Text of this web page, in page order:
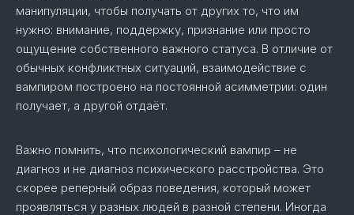
манипуляции, чтобы получать от других то, что им
нужно: внимание, поддержку, признание или просто
ощущение собственного важного статуса. В отличие от
обычных конфликтных ситуаций, взаимодействие с
вампиром построено на постоянной асимметрии: один
получает, а другой отдаёт.
Важно помнить, что психологический вампир – не
диагноз и не диагноз психического расстройства. Это
скорее реперный образ поведения, который может
проявляться у разных людей в разной степени. Иногда